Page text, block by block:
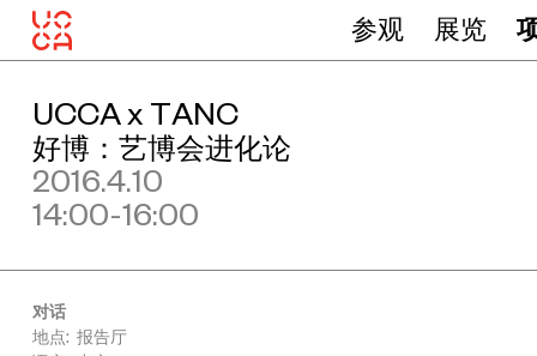
参观 展览
UCCA x TANC
好博：艺博会进化论
2016.4.10
14:00-16:00
对话
地点: 报告厅